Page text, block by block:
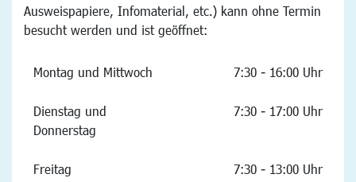
Ausweispapiere, Infomaterial, etc.) kann ohne Termin
besucht werden und ist geöffnet:
Montag und Mittwoch 7:30 - 16:00 Uhr
Dienstag und
Donnerstag
7:30 - 17:00 Uhr
Freitag 7:30 - 13:00 Uhr